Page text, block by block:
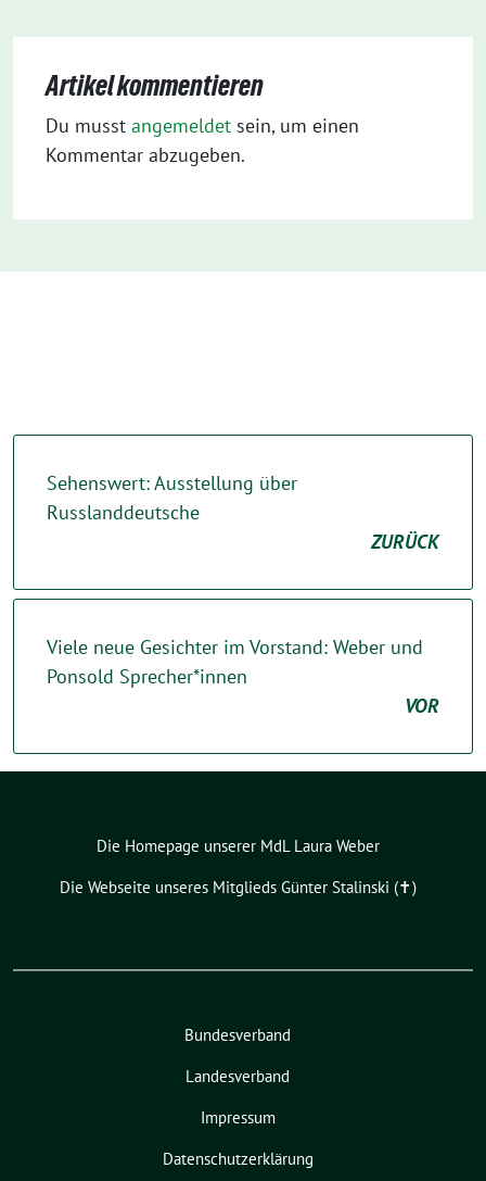
Artikel kommentieren
Du musst angemeldet sein, um einen
Kommentar abzugeben.
Sehenswert: Ausstellung über
Russlanddeutsche
ZURÜCK
Viele neue Gesichter im Vorstand: Weber und
Ponsold Sprecher*innen
VOR
Die Homepage unserer MdL Laura Weber
Die Webseite unseres Mitglieds Günter Stalinski (✝︎)
Bundesverband
Landesverband
Impressum
Datenschutzerklärung